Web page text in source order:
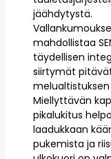
jäähdytystä.
mahdollistaa
täydellisen
siirtymät
Miellyttävän
pikalukitus
laadukkaan
pukemista ja